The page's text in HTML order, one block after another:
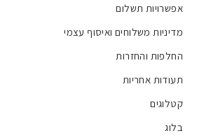
אפשרויות תשלום
מדיניות משלוחים ואיסוף עצמי
החלפות והחזרות
תעודות אחריות
קטלוגים
בלוג